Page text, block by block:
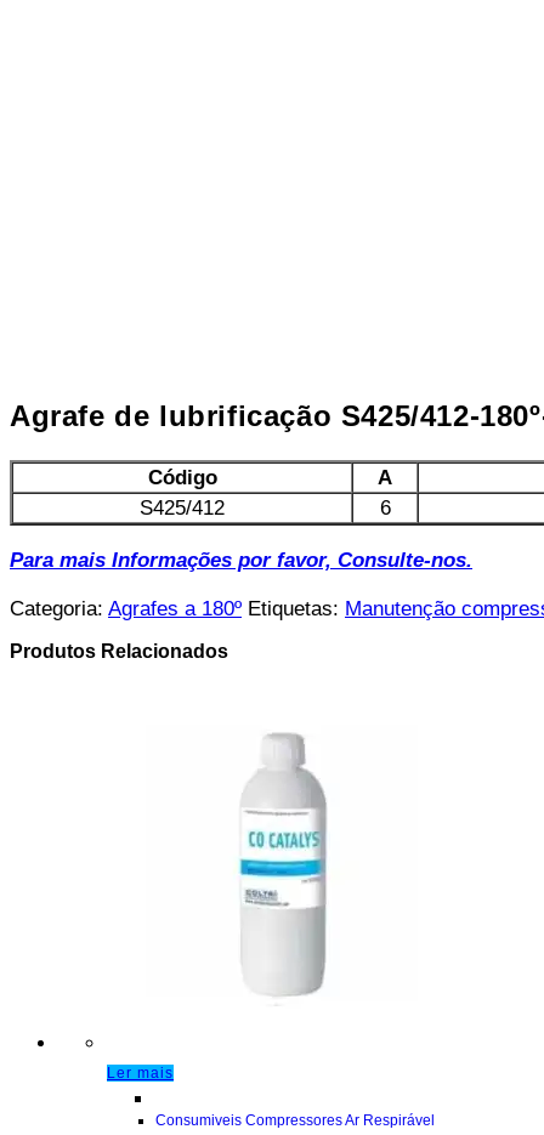
Agrafe de lubrificação S425/412-
Código
A
S425/412
6
Para mais Informações por favor, Consulte-nos.
Categoria: Agrafes a 180º Etiquetas: Manutenção
Produtos Relacionados
Ler mais
Consumiveis Compressores Ar Respirável